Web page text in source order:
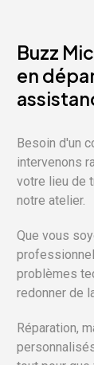
Buzz
en
Besoin d'un
intervenons
votre lieu de
notre atelier.
Que vous
problèmes
redonner de
Réparation,